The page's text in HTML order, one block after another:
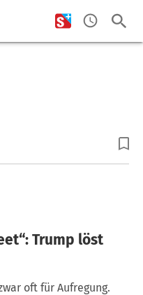
Trump löst
oft für Aufregung.